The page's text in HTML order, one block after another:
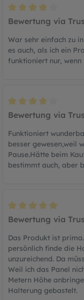
Bewertung mit 4 von 5
Bewertung via
War sehr einfach zu
es auch, als ich ein
funktioniert nur,
Bewertung mit 4 von 5
Bewertung via
Funktioniert
besser gewesen,weil
Pause.Hätte beim
bestimmt auch, aber
Bewertung mit 5 von 5
Bewertung via
Das Produkt ist
persönlich finde die
unzureichend. Da
Weil ich das Panel
Metern Höhe
Halterung gebastelt.